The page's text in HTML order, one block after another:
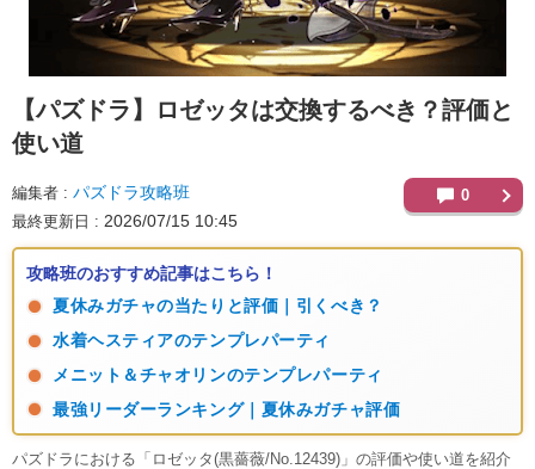
【パズドラ】
ロゼッタは交換するべき？評価と
使い道
編集者 パズドラ攻略班
最終更新日 2026/07/15 10:45
0
攻略班のおすすめ記事はこちら！
夏休みガチャの当たりと評価｜引くべき？
水着ヘスティアのテンプレパーティ
メニット＆チャオリンのテンプレパーティ
最強リーダーランキング｜夏休みガチャ評価
パズドラにおける「ロゼッタ(黒薔薇/No.12439)」の評価や使い道を紹介